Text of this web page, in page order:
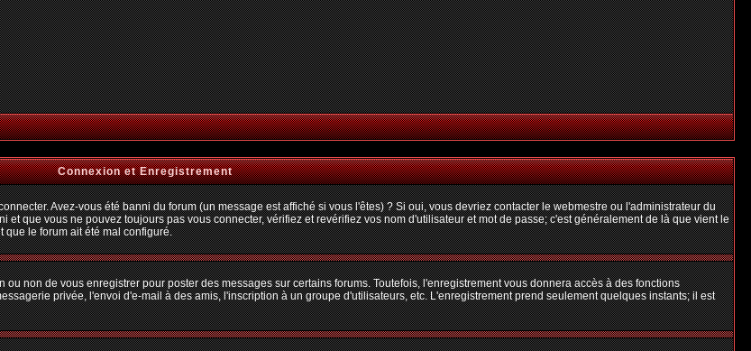
Connexion et Enregistrement
Avez-vous été banni du forum (un message est affiché si vous l'êtes) ? Si oui, vous devriez contacter le webmestre ou l'administrateur du
que vous ne pouvez toujours pas vous connecter, vérifiez et revérifiez vos nom d'utilisateur et mot de passe; c'est généralement de là que vient le
que le forum ait été mal configuré.
non de vous enregistrer pour poster des messages sur certains forums. Toutefois, l'enregistrement vous donnera accès à des fonctions
privée, l'envoi d'e-mail à des amis, l'inscription à un groupe d'utilisateurs, etc. L'enregistrement prend seulement quelques instants; il est